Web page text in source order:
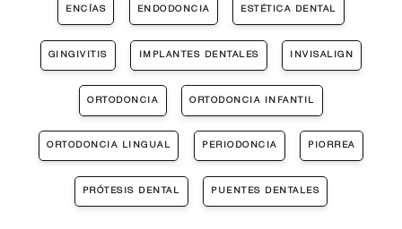
ENCÍAS ENDODONCIA ESTÉTICA DENTAL
GINGIVITIS IMPLANTES DENTALES INVISALIGN
ORTODONCIA ORTODONCIA INFANTIL
ORTODONCIA LINGUAL PERIODONCIA PIORREA
PRÓTESIS DENTAL PUENTES DENTALES